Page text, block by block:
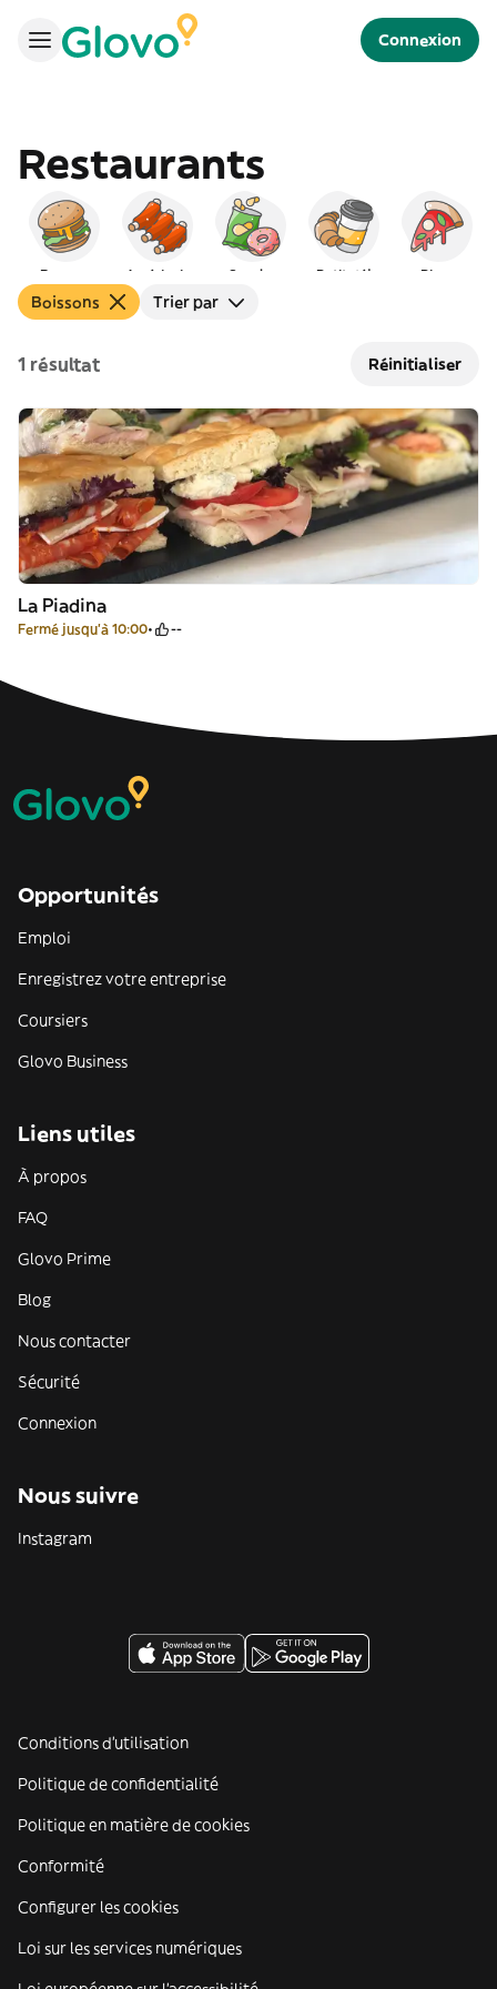
Connexion
Restaurants
Burgers Américain Snacks Petit déj Pizza
Boissons Trier par
1 résultat Réinitialiser
La Piadina
Fermé jusqu'à 10:00 --
Opportunités
Emploi
Enregistrez votre entreprise
Coursiers
Glovo Business
Liens utiles
À propos
FAQ
Glovo Prime
Blog
Nous contacter
Sécurité
Connexion
Nous suivre
Instagram
Conditions d'utilisation
Politique de confidentialité
Politique en matière de cookies
Conformité
Configurer les cookies
Loi sur les services numériques